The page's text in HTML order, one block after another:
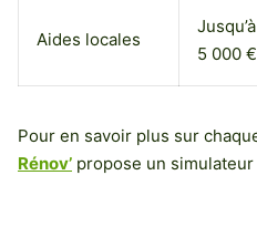
Aides locales
Jusqu’à
5 000 €
Pour en savoir plus sur
Rénov’ propose un simulateur